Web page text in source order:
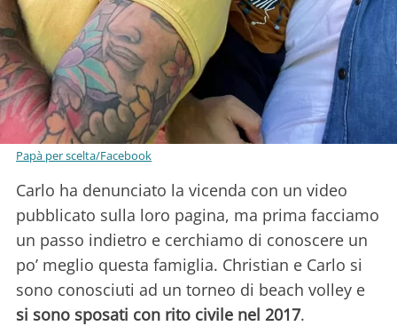
Papà per scelta/Facebook
Carlo ha denunciato la vicenda con un video
pubblicato sulla loro pagina, ma prima facciamo
un passo indietro e cerchiamo di conoscere un
po’ meglio questa famiglia. Christian e Carlo si
sono conosciuti ad un torneo di beach volley e
si sono sposati con rito civile nel 2017.